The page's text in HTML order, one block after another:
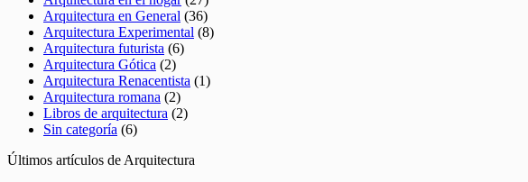
Arquitectura en General (36)
Arquitectura Experimental (8)
Arquitectura futurista (6)
Arquitectura Gótica (2)
Arquitectura Renacentista (1)
Arquitectura romana (2)
Libros de arquitectura (2)
Sin categoría (6)
Últimos artículos de Arquitectura